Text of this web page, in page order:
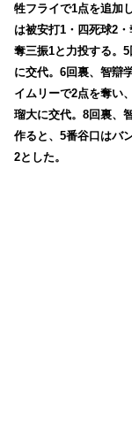
牲フライで1点を追加
は被安打1・四死球2
奪三振1と力投する。
に交代。6回裏、智辯
イムリーで2点を奪い
瑠大に交代。8回裏、
作ると、5番谷口はバ
2とした。